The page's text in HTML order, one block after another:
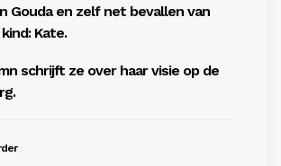
Gouda en zelf net bevallen van
Kate.
schrijft ze over haar visie op de